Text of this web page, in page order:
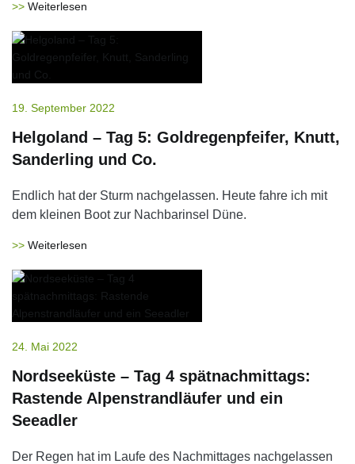
Weiterlesen
19. September 2022
Helgoland – Tag 5: Goldregenpfeifer, Knutt,
Sanderling und Co.
Endlich hat der Sturm nachgelassen. Heute fahre ich mit
dem kleinen Boot zur Nachbarinsel Düne.
Weiterlesen
24. Mai 2022
Nordseeküste – Tag 4 spätnachmittags:
Rastende Alpenstrandläufer und ein
Seeadler
Der Regen hat im Laufe des Nachmittages nachgelassen